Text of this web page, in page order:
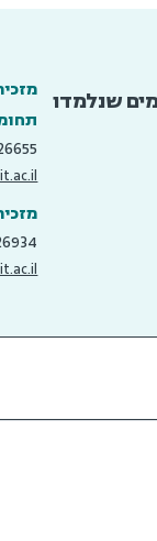
שנלמדו